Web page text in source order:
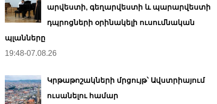
արվեստի, գեղարվեստի և պարարվեստի
դպրոցների օրինակելի ուսումնական
պլանները
19:48-07.08.26
Կրթաթոշակների մրցույթ՝ Ավստրիայում
ուսանելու համար